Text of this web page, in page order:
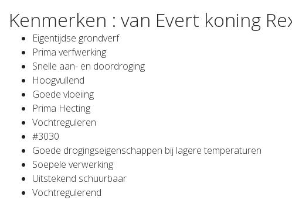
Kenmerken : van Evert koning
Eigentijdse grondverf
Prima verfwerking
Snelle aan- en doordroging
Hoogvullend
Goede vloeiing
Prima Hecting
Vochtreguleren
#3030
Goede drogingseigenschappen bij lagere temperaturen
Soepele verwerking
Uitstekend schuurbaar
Vochtregulerend